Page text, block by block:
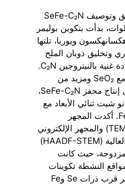
تضمنت عملية تخليق وتوصيف SeFe-C₂N
بدأت بتكوين بوليمر
ويوريا، تلتها
وتخليق ذوبان الملح
مع MgCl₂ لإنتاج مادة غنية بالنيتروجين C₂N.
أدى الخلط اللاحق مع SeO₂ ومزيد من
التحلل الحراري إلى إنتاج محفز SeFe-C₂N،
شيت ثنائي الأبعاد مع
توزيع ذري لـ Se وFe. أكدت المجهر
الإلكتروني الناقل (TEM) والمجهر الإلكتروني
الماسح ذو الزاوية العالية (HAADF-STEM)
حيث كانت
المواقع النشطة تكوينات
ذرات مزدوجة. تشير قرب ذرات Se وFe